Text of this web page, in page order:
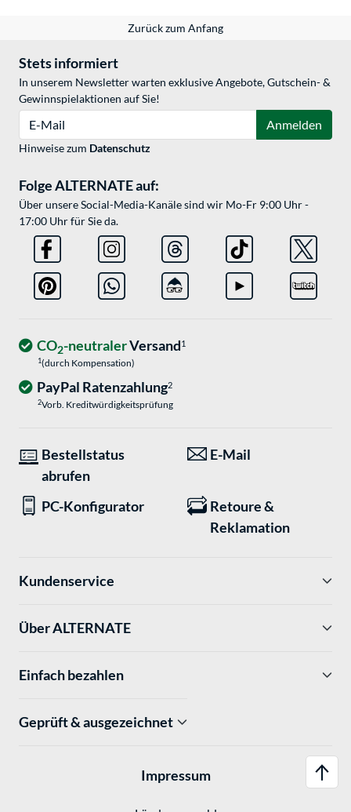
Zurück zum Anfang
Stets informiert
In unserem Newsletter warten exklusive Angebote, Gutschein- &
Gewinnspielaktionen auf Sie!
Anmelden
Hinweise zum Datenschutz
Folge ALTERNATE auf:
Über unsere Social-Media-Kanäle sind wir Mo-Fr 9:00 Uhr -
17:00 Uhr für Sie da.
CO2-neutralerVersand1
1(durch Kompensation)
PayPal Ratenzahlung2
2Vorb. Kreditwürdigkeitsprüfung
Bestellstatus
abrufen
E-Mail
PC-Konfigurator
Retoure &
Reklamation
Kundenservice
Über ALTERNATE
Einfach bezahlen
Geprüft & ausgezeichnet
Impressum